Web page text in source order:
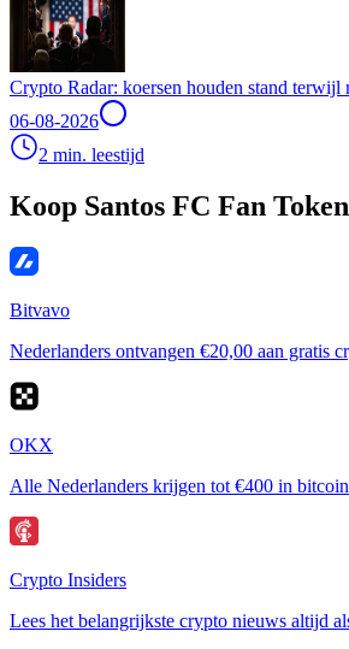
Crypto Radar: koersen houden stand terwijl
06-08-2026
2 min. leestijd
Koop Santos FC Fan
Bitvavo
Nederlanders ontvangen €20,00 aan gratis
OKX
Alle Nederlanders krijgen tot €400 in
Crypto Insiders
Lees het belangrijkste crypto nieuws altijd